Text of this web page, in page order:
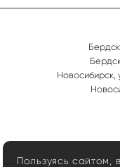
Новосибирск,
Пользуясь сайтом,